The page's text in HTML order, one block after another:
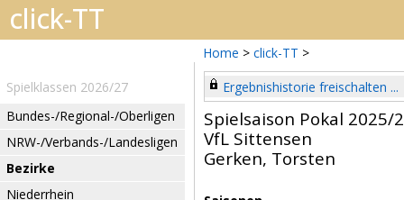
Home > click-TT >
Spielklassen 2026/27
Bundes-/Regional-/Oberligen
NRW-/Verbands-/Landesligen
Bezirke
Niederrhein
Ergebnishistorie freischalten ...
Spielsaison Pokal 2025/
VfL Sittensen
Gerken, Torsten